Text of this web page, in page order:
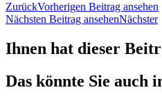
ZurückVorherigen Beitrag ansehen
Nächsten Beitrag ansehenNächster
Ihnen hat dieser
Das könnte Sie auch